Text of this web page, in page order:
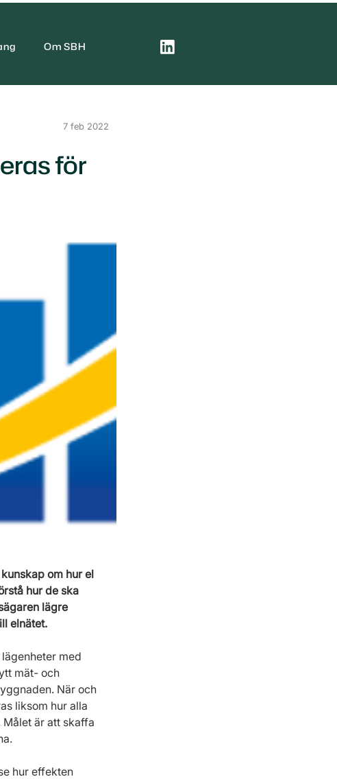
Om SBH
7 feb 2022
för
om hur el
hur de ska
lägre
elnätet.
med
mät- och
När och
liksom hur alla
är att skaffa
hur effekten